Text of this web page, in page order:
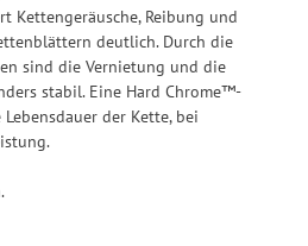
Kettengeräusche, Reibung und
deutlich. Durch die
sind die Vernietung und die
stabil. Eine Hard Chrome™-
der Kette, bei